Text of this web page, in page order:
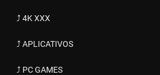
⤴ 4K XXX
⤴ APLICATIVOS
⤴ PC GAMES